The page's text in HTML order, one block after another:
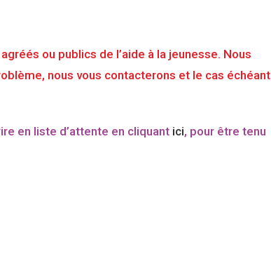
ou publics de l’aide à la jeunesse. Nous
nous vous contacterons et le cas échéant
en liste d’attente en cliquant ici, pour être tenu